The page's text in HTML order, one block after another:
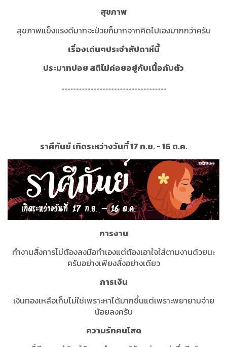
สุขภาพ
สุขภาพแข็งแรงดีมากจะป่วยก็มากจากคิดไปเองมากกว่าครับ
เรื่องเด่นๆประจำสัปดาห์นี้
ประมาทบ่อย สติไม่ค่อยอยู่กับเนื้อกับตัว
.....................................................................
ราศีกันย์ เกิดระหว่างวันที่ 17 ก.ย. - 16 ต.ค.
การงาน
ทำงานสั่งการไม่ต้องลงมือทำเองแต่ต้องเอาใจใส่ตามงานด้วยนะ
ครับอย่างเพียงสั่งอย่างเดียว
การเงิน
เงินทองเหลือเก็บไม่ใช่เพราะหาได้มากขึ้นแต่เพราะพยายามจ่าย
น้อยลงครับ
ความรักคนโสด